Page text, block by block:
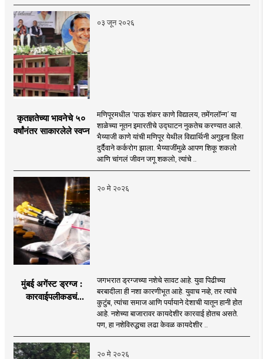
०३ जून २०२६
कृतज्ञतेच्या भावनेचे ५०
वर्षांनंतर साकारलेले स्वप्न
मणिपूरमधील ‘पाऊ शंकर काणे विद्यालय, तमेंगलॉन्ग’ या
शाळेच्या नूतन इमारतीचे उद्घाटन नुकतेच करण्यात आले.
भैय्याजी काणे यांची मणिपूर येथील विद्यार्थिनी अगुइना हिला
दुर्दैवाने कर्करोग झाला. भैय्याजींमुळे आपण शिकू शकलो
आणि चांगलं जीवन जगू शकलो, त्यांचे ..
२० मे २०२६
मुंबई अगेंस्ट ड्रग्ज :
कारवाईपलीकडचं
जगभरात ड्रग्जच्या नशेचे सावट आहे. युवा पिढीच्या
बरबादीला ही नशा कारणीभूत आहे. युवाच नव्हे, तर त्यांचे
कुटुंब, त्यांचा समाज आणि पर्यायाने देशाची यातून हानी होत
आहे. नशेच्या बाजारावर कायदेशीर कारवाई होतच असते.
पण, हा नशेविरुद्धचा लढा केवळ कायदेशीर ..
२० मे २०२६